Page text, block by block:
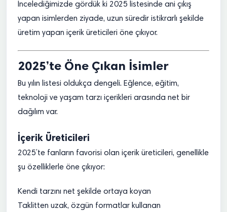
İncelediğimizde gördük ki 2025 listesinde ani çıkış
yapan isimlerden ziyade, uzun süredir istikrarlı şekilde
üretim yapan içerik üreticileri öne çıkıyor.
2025’te Öne Çıkan İsimler
Bu yılın listesi oldukça dengeli. Eğlence, eğitim,
teknoloji ve yaşam tarzı içerikleri arasında net bir
dağılım var.
İçerik Üreticileri
2025’te fanların favorisi olan içerik üreticileri, genellikle
şu özelliklerle öne çıkıyor:
Kendi tarzını net şekilde ortaya koyan
Taklitten uzak, özgün formatlar kullanan